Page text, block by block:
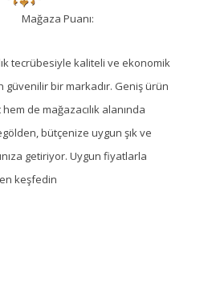
Mağaza Puanı:
tecrübesiyle kaliteli ve ekonomik
bir markadır. Geniş ürün
de mağazacılık alanında
bütçenize uygun şık ve
getiriyor. Uygun fiyatlarla
keşfedin